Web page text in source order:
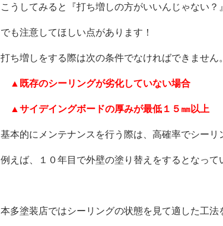
こうしてみると『打ち増しの方がいいんじゃない？
でも注意してほしい点があります！
打ち増しをする際は次の条件でなければできません。
▲既存のシーリングが劣化していない場合
▲サイデイングボードの厚みが最低１５㎜以上
基本的にメンテナンスを行う際は、高確率でシーリ
例えば、１０年目で外壁の塗り替えをするとなって
本多塗装店ではシーリングの状態を見て適した工法